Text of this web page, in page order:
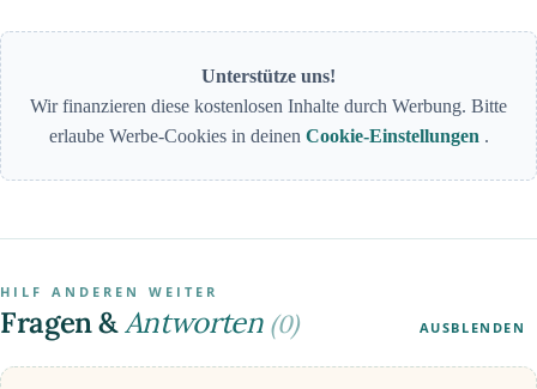
Unterstütze uns!
Wir finanzieren diese kostenlosen Inhalte durch Werbung. Bitte
erlaube Werbe-Cookies in deinen Cookie-Einstellungen .
HILF ANDEREN WEITER
Fragen &Antworten (0) AUSBLENDEN